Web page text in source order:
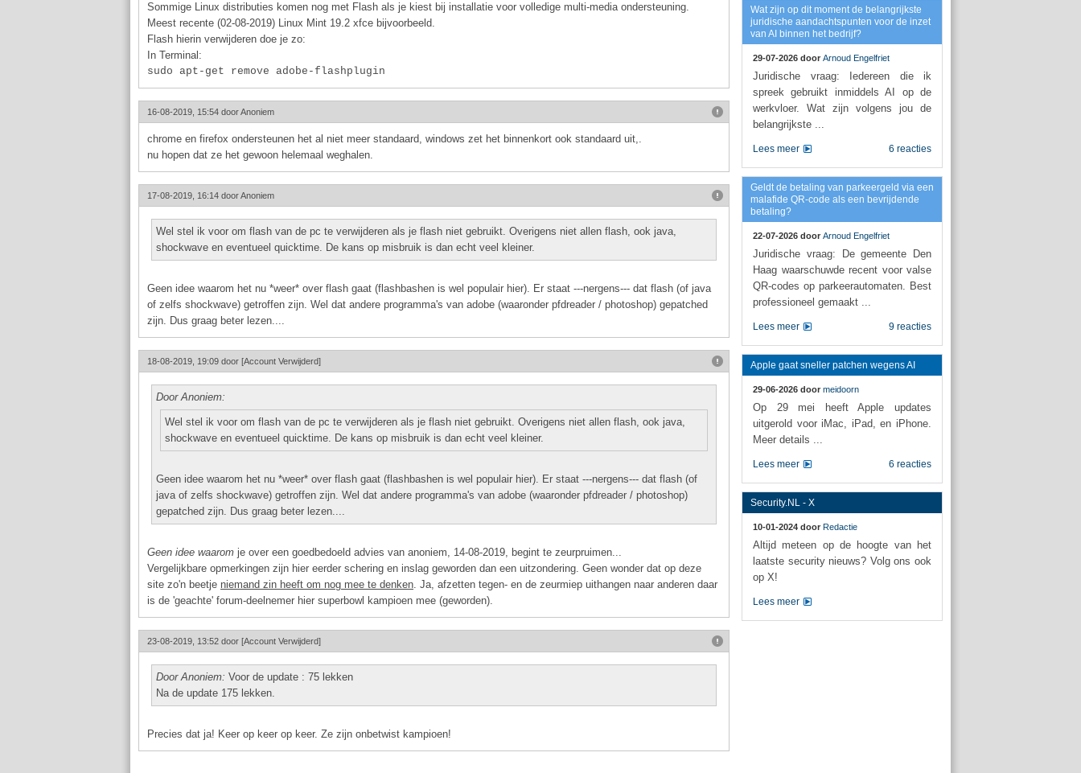
Sommige Linux distributies komen nog met Flash als je kiest bij installatie voor volledige multi-media ondersteuning.
Meest recente (02-08-2019) Linux Mint 19.2 xfce bijvoorbeeld.
Flash hierin verwijderen doe je zo:
In Terminal:
sudo apt-get remove adobe-flashplugin
16-08-2019, 15:54 doorAnoniem
chrome en firefox ondersteunen het al niet meer standaard, windows zet het binnenkort ook standaard uit,.
nu hopen dat ze het gewoon helemaal weghalen.
17-08-2019, 16:14 doorAnoniem
Wel stel ik voor om flash van de pc te verwijderen als je flash niet gebruikt. Overigens niet allen flash, ook java,
shockwave en eventueel quicktime. De kans op misbruik is dan echt veel kleiner.
Geen idee waarom het nu *weer* over flash gaat (flashbashen is wel populair hier). Er staat ---nergens--- dat flash (of java
of zelfs shockwave) getroffen zijn. Wel dat andere programma's van adobe (waaronder pfdreader / photoshop) gepatched
zijn. Dus graag beter lezen....
18-08-2019, 19:09 door [Account Verwijderd]
Door Anoniem:
Wel stel ik voor om flash van de pc te verwijderen als je flash niet gebruikt. Overigens niet allen flash, ook java,
shockwave en eventueel quicktime. De kans op misbruik is dan echt veel kleiner.
Geen idee waarom het nu *weer* over flash gaat (flashbashen is wel populair hier). Er staat ---nergens--- dat flash (of
java of zelfs shockwave) getroffen zijn. Wel dat andere programma's van adobe (waaronder pfdreader / photoshop)
gepatched zijn. Dus graag beter lezen....
Geen idee waarom je over een goedbedoeld advies van anoniem, 14-08-2019, begint te zeurpruimen...
Vergelijkbare opmerkingen zijn hier eerder schering en inslag geworden dan een uitzondering. Geen wonder dat op deze
site zo'n beetje niemand zin heeft om nog mee te denken. Ja, afzetten tegen- en de zeurmiep uithangen naar anderen daar
is de 'geachte' forum-deelnemer hier superbowl kampioen mee (geworden).
23-08-2019, 13:52 door [Account Verwijderd]
Door Anoniem: Voor de update : 75 lekken
Na de update 175 lekken.
Precies dat ja! Keer op keer op keer. Ze zijn onbetwist kampioen!
Wat zijn op dit moment de belangrijkste
juridische aandachtspunten voor de inzet
van AI binnen het bedrijf?
29-07-2026 door Arnoud Engelfriet
Juridische vraag: Iedereen die ik
spreek gebruikt inmiddels AI op de
werkvloer. Wat zijn volgens jou de
belangrijkste ...
6 reacties
Lees meer
Geldt de betaling van parkeergeld via een
malafide QR-code als een bevrijdende
betaling?
22-07-2026 door Arnoud Engelfriet
Juridische vraag: De gemeente Den
Haag waarschuwde recent voor valse
QR-codes op parkeerautomaten. Best
professioneel gemaakt ...
9 reacties
Lees meer
Apple gaat sneller patchen wegens AI
29-06-2026 door meidoorn
Op 29 mei heeft Apple updates
uitgerold voor iMac, iPad, en iPhone.
Meer details ...
6 reacties
Lees meer
Security.NL - X
10-01-2024 door Redactie
Altijd meteen op de hoogte van het
laatste security nieuws? Volg ons ook
op X!
Lees meer